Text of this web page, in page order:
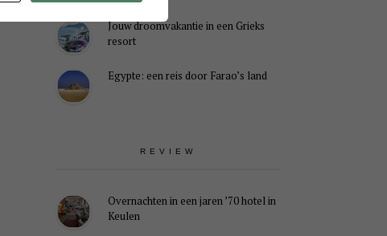
Jouw droomvakantie in een Grieks
resort
Egypte: een reis door Farao’s land
REVIEW
Overnachten in een jaren ’70 hotel in
Keulen